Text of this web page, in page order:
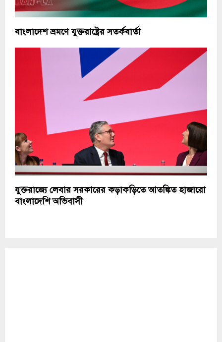
বাংলাদেশ ভ্রমণে যুক্তরাষ্ট্রের সতর্কবার্তা
যুক্তরাজ্যে লেবার সরকারের কড়াকড়িতে আতঙ্কিত হাজারো
বাংলাদেশি অভিবাসী